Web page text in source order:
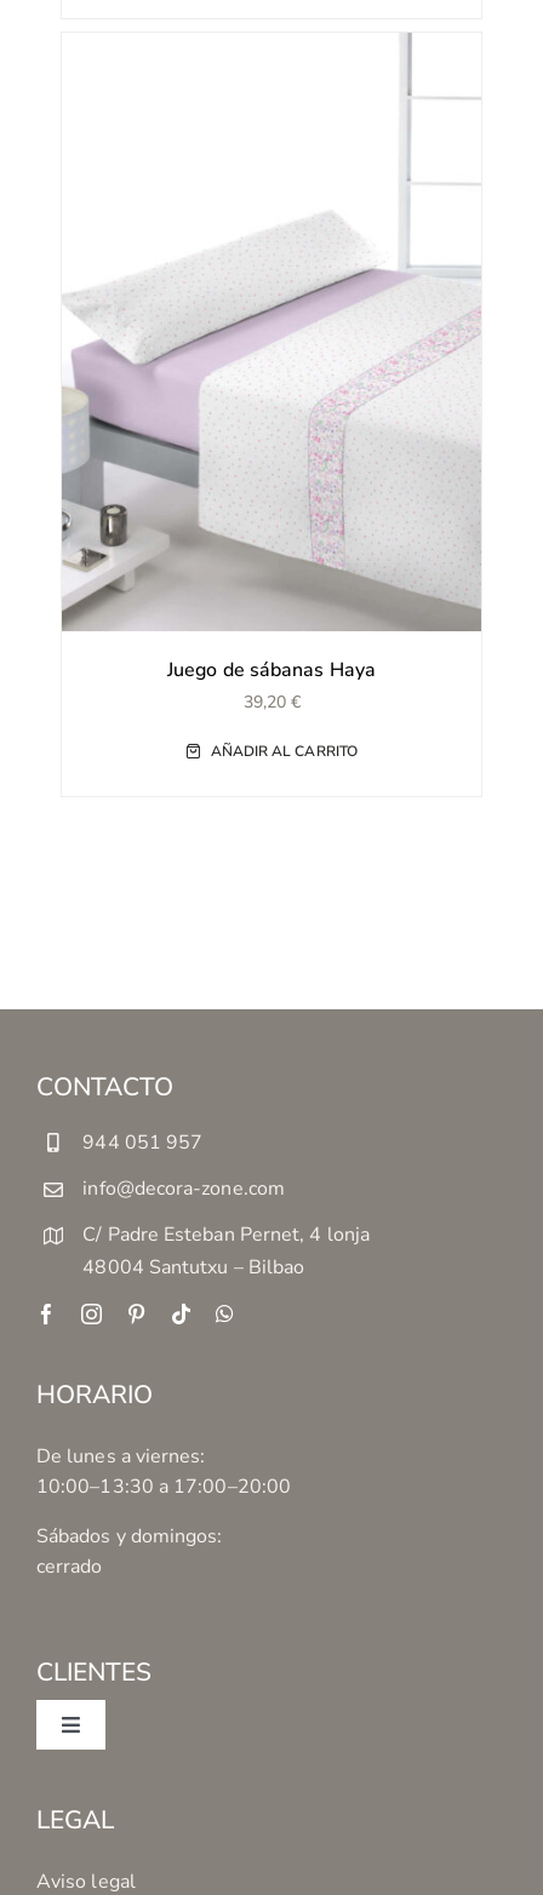
Juego de sábanas Haya
39,20 €
AÑADIR AL CARRITO
CONTACTO
944 051 957
info@decora-zone.com
C/ Padre Esteban Pernet, 4 lonja
48004 Santutxu – Bilbao
HORARIO
De lunes a viernes:
10:00–13:30 a 17:00–20:00
Sábados y domingos:
cerrado
CLIENTES
Toggle
Condiciones de Compra
LEGAL
Aviso legal